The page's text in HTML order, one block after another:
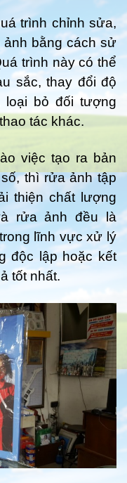
trình chỉnh sửa,
ảnh bằng cách sử
trình này có thể
sắc, thay đổi độ
loại bỏ đối tượng
tác khác.
việc tạo ra bản
thì rửa ảnh tập
thiện chất lượng
rửa ảnh đều là
lĩnh vực xử lý
độc lập hoặc kết
tốt nhất.